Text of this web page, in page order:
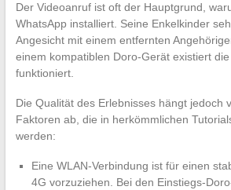
Der Videoanruf ist oft der Hauptgrund,
WhatsApp installiert. Seine Enkelkinder
Angesicht mit einem entfernten
einem kompatiblen Doro-Gerät existiert
funktioniert.
Die Qualität des Erlebnisses hängt jedoch
Faktoren ab, die in herkömmlichen
werden:
Eine WLAN-Verbindung ist für einen
4G vorzuziehen. Bei den Einstiegs-